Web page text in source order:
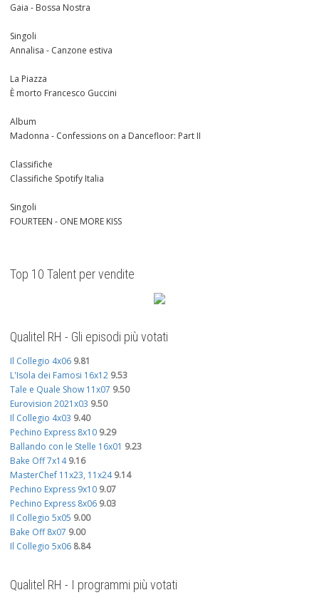
Gaia - Bossa Nostra
Singoli
Annalisa - Canzone estiva
La Piazza
È morto Francesco Guccini
Album
Madonna - Confessions on a Dancefloor: Part II
Classifiche
Classifiche Spotify Italia
Singoli
FOURTEEN - ONE MORE KISS
Top 10 Talent per vendite
Qualitel RH - Gli episodi più votati
Il Collegio 4x06 9.81
L'Isola dei Famosi 16x12 9.53
Tale e Quale Show 11x07 9.50
Eurovision 2021x03 9.50
Il Collegio 4x03 9.40
Pechino Express 8x10 9.29
Ballando con le Stelle 16x01 9.23
Bake Off 7x14 9.16
MasterChef 11x23, 11x24 9.14
Pechino Express 9x10 9.07
Pechino Express 8x06 9.03
Il Collegio 5x05 9.00
Bake Off 8x07 9.00
Il Collegio 5x06 8.84
Qualitel RH - I programmi più votati